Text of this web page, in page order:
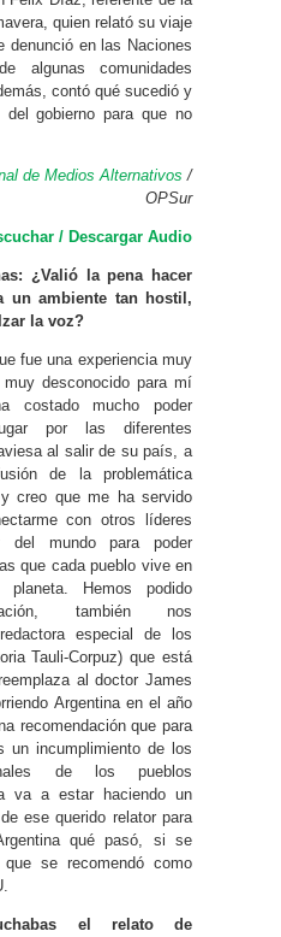
quien relató su viaje
denunció en las Naciones
algunas comunidades
contó qué sucedió y
del gobierno para que no
de Medios Alternativos /
OPSur
/ Descargar Audio
¿Valió la pena hacer
un ambiente tan hostil,
la voz?
fue una experiencia muy
desconocido para mí
costado mucho poder
por las diferentes
al salir de su país, a
de la problemática
creo que me ha servido
con otros líderes
mundo para poder
que cada pueblo vive en
planeta. Hemos podido
también nos
especial de los
Tauli-Corpuz) que está
al doctor James
Argentina en el año
recomendación que para
un incumplimiento de los
de los pueblos
va a estar haciendo un
ese querido relator para
qué pasó, si se
se recomendó como
el relato de